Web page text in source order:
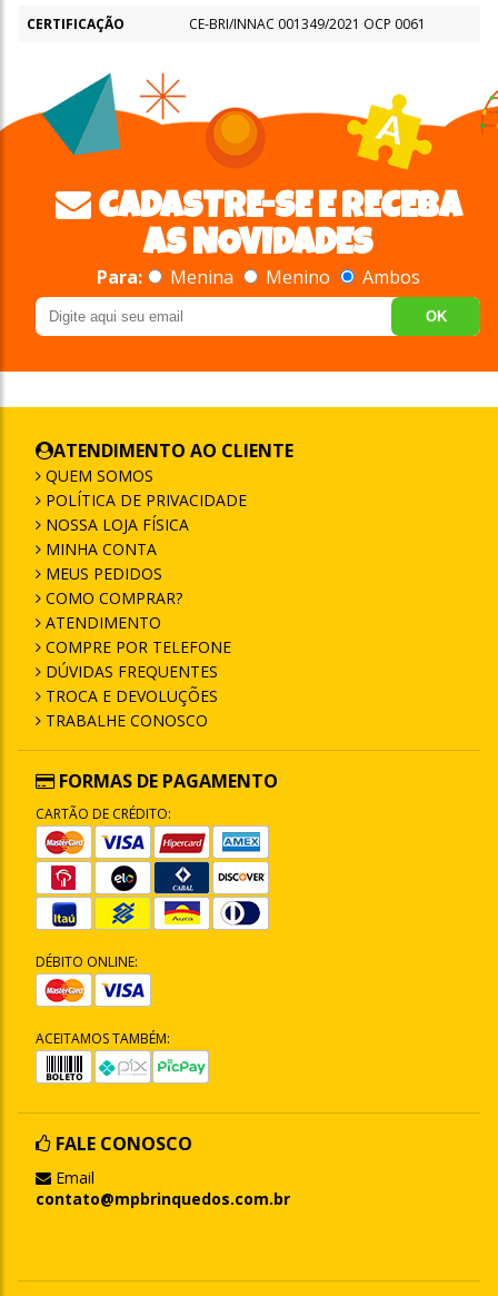
CERTIFICAÇÃO
CE-BRI/INNAC 001349/2021 OCP 0061
CADASTRE-SE E RECEBA
AS NOVIDADES
Para: Menina Menino Ambos
OK
ATENDIMENTO AO CLIENTE
QUEM SOMOS
POLÍTICA DE PRIVACIDADE
NOSSA LOJA FÍSICA
MINHA CONTA
MEUS PEDIDOS
COMO COMPRAR?
ATENDIMENTO
COMPRE POR TELEFONE
DÚVIDAS FREQUENTES
TROCA E DEVOLUÇÕES
TRABALHE CONOSCO
FORMAS DE PAGAMENTO
CARTÃO DE CRÉDITO:
DÉBITO ONLINE:
ACEITAMOS TAMBÉM:
FALE CONOSCO
Email
contato@mpbrinquedos.com.br